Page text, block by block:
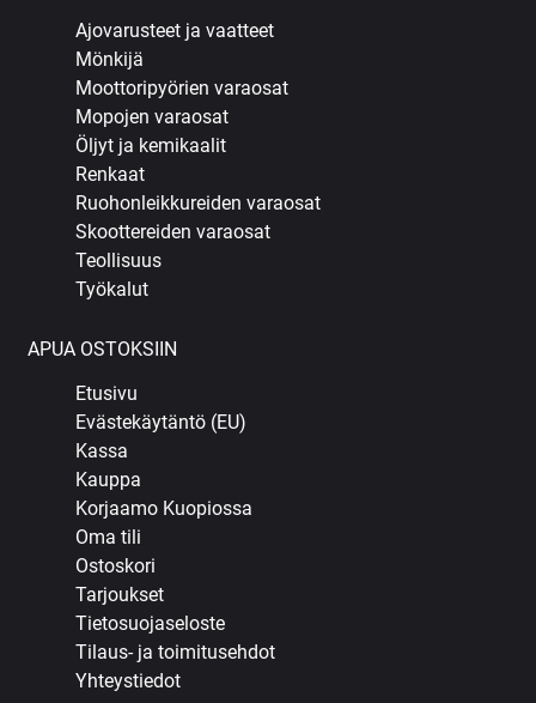
Ajovarusteet ja vaatteet
Mönkijä
Moottoripyörien varaosat
Mopojen varaosat
Öljyt ja kemikaalit
Renkaat
Ruohonleikkureiden varaosat
Skoottereiden varaosat
Teollisuus
Työkalut
APUA OSTOKSIIN
Etusivu
Evästekäytäntö (EU)
Kassa
Kauppa
Korjaamo Kuopiossa
Oma tili
Ostoskori
Tarjoukset
Tietosuojaseloste
Tilaus- ja toimitusehdot
Yhteystiedot